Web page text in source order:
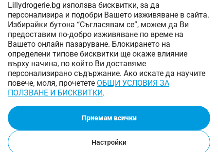
Lillydrogerie.bg използва бисквитки, за да
персонализира и подобри Вашето изживяване в сайта.
Избирайки бутона “Съгласявам се”, можем да Ви
предоставим по-добро изживяване по време на
Вашето онлайн пазаруване. Блокирането на
определени типове бисквитки ще окаже влияние
върху начина, по който Ви доставяме
персонализирано съдържание. Ако искате да научите
повече, моля, прочетете ОБЩИ УСЛОВИЯ ЗА
ПОЛЗВАНЕ И БИСКВИТКИ.
Приемам всички
Настройки
Начини на плащане:
Начини на доставка:
Copyright © 2025 Лили Дрогерие ЕООД. Всички права
запазени.
Онлайн магазин от